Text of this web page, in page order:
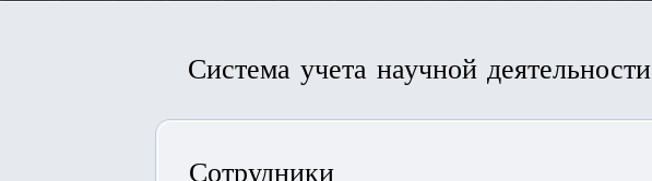
Система учета научной деятельности
Сотрудники